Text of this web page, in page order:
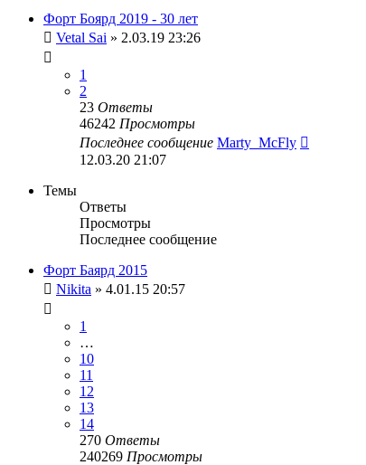
Форт Боярд 2019 - 30 лет
Vetal Sai » 2.03.19 23:26
1
2
23 Ответы
46242 Просмотры
Последнее сообщение Marty_McFly
12.03.20 21:07
Темы
Ответы
Просмотры
Последнее сообщение
Форт Баярд 2015
Nikita » 4.01.15 20:57
1
…
10
11
12
13
14
270 Ответы
240269 Просмотры